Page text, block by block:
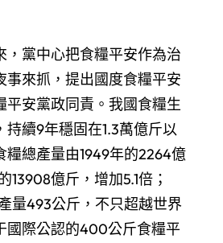
，黨中心把食糧平安作為治
事來抓，提出國度食糧平安
平安黨政同責。我國食糧生
續9年穩固在1.3萬億斤以
糧總產量由1949年的2264億
13908億斤，增加5.1倍；
量493公斤，不只超越世界
國際公認的400公斤食糧平